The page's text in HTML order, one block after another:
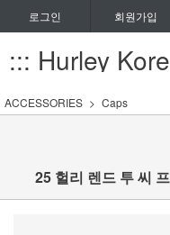
로그인 회원가입
::: Hurley
ACCESSORIES Caps
25 헐리 렌드 투 씨